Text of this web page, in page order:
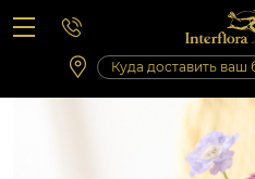
Вопросы-ответы
Сб 10:00 ‐ 14:00
Выходные и праздничные дни